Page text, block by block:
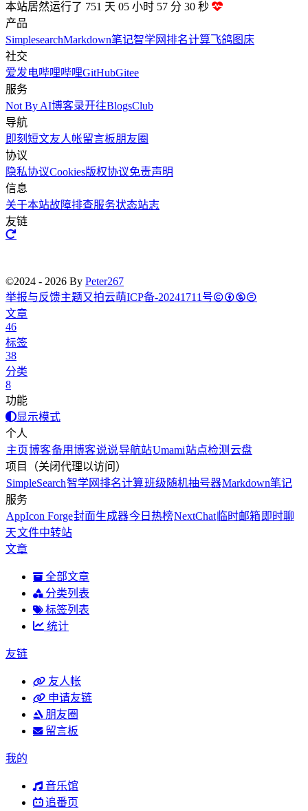
本站居然运行了 751 天 05 小时 57 分 31 秒
产品
SimplesearchMarkdown笔记智学网排名计算飞鸽图床
社交
爱发电哔哩哔哩GitHubGitee
服务
Not By AI博客录开往BlogsClub
导航
即刻短文友人帐留言板朋友圈
协议
隐私协议Cookies版权协议免责声明
信息
关于本站故障排查服务状态站志
友链
©2024 - 2026 By Peter267
举报与反馈主题又拍云萌ICP备-20241711号
文章
46
标签
38
分类
8
功能
显示模式
个人
主页博客备用博客说说导航站Umami站点检测 云盘
项目（关闭代理以访问）
SimpleSearch智学网排名计算班级随机抽号器Markdown笔记
服务
AppIcon Forge封面生成器今日热榜NextChat 临时邮箱 即时聊
天文件中转站
文章
全部文章
分类列表
标签列表
统计
友链
友人帐
申请友链
朋友圈
留言板
我的
音乐馆
追番页